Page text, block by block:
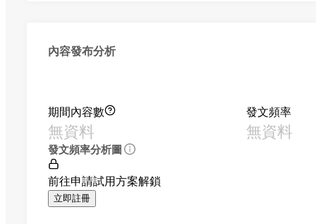
內容發布分析
期間內容數
無資料
發文頻率
無資料
發文頻率分析圖
前往申請試用方案解鎖
立即註冊